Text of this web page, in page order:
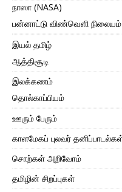
நாஸா (NASA)
பன்னாட்டு விண்வெளி நிலையம்
இயல் தமிழ்
ஆத்திசூடி
இலக்கணம்
தொல்காப்பியம்
ஊரும் பேரும்
காளமேகப் புலவர்
சொற்கள் அறிவோம்
தமிழின் சிறப்புகள்